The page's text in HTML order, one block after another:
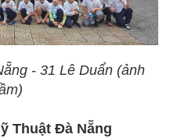
- 31 Lê Duẩn (ảnh
Thuật Đà Nẵng